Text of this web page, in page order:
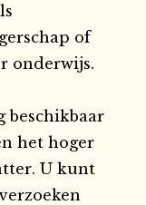
of
onderwijs.
beschikbaar
het hoger
. U kunt